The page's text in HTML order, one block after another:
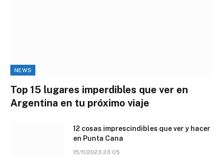
NEWS
Top 15 lugares imperdibles que ver en
Argentina en tu próximo viaje
12 cosas imprescindibles que ver y hacer
en Punta Cana
15/11/2023 23:05